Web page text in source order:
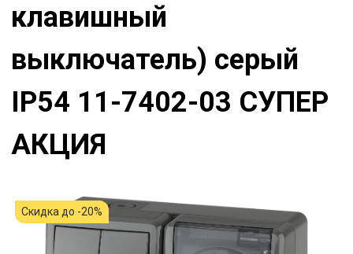
клавишный
выключатель) серый
IP54 11-7402-03 СУПЕР
АКЦИЯ
Скидка до -20%